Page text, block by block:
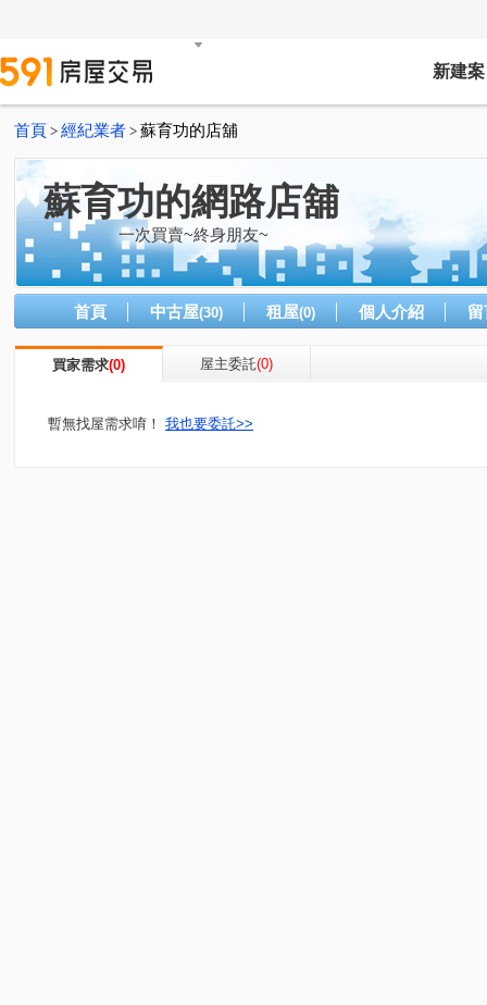
新建案
首頁 > 經紀業者 > 蘇育功的店舖
蘇育功的網路店舖
一次買賣~終身朋友~
首頁 中古屋(30) 租屋(0) 個人介紹
買家需求(0) 屋主委託(0)
暫無找屋需求唷！ 我也要委託>>